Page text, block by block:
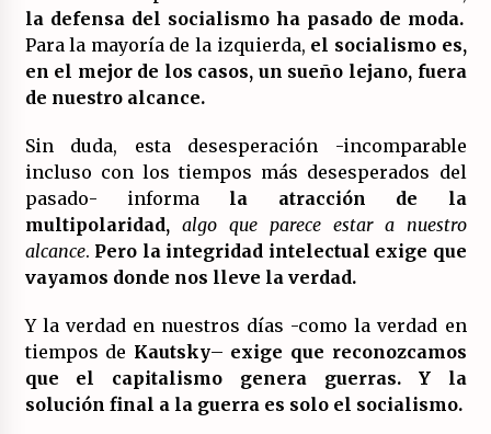
la defensa del socialismo ha pasado de moda.
Para la mayoría de la izquierda, el socialismo es,
en el mejor de los casos, un sueño lejano, fuera
de nuestro alcance.
Sin duda, esta desesperación -incomparable
incluso con los tiempos más desesperados del
pasado- informa la atracción de la
multipolaridad, algo que parece estar a nuestro
alcance. Pero la integridad intelectual exige que
vayamos donde nos lleve la verdad.
Y la verdad en nuestros días -como la verdad en
tiempos de Kautsky– exige que reconozcamos
que el capitalismo genera guerras. Y la
solución final a la guerra es solo el socialismo.